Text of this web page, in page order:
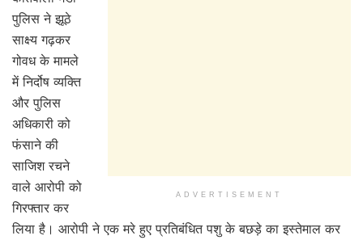
ADVERTISEMENT
पुलिस ने झूठे
साक्ष्य गढ़कर
गोवध के मामले
में निर्दोष व्यक्ति
और पुलिस
अधिकारी को
फंसाने की
साजिश रचने
वाले आरोपी को
गिरफ्तार कर
लिया है। आरोपी ने एक मरे हुए प्रतिबंधित पशु के बछड़े का इस्तेमाल कर